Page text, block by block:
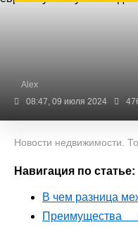
Alex
08:47, 09 июля 2024
Новости недвижимости.
Навигация по статье:
В чем разница